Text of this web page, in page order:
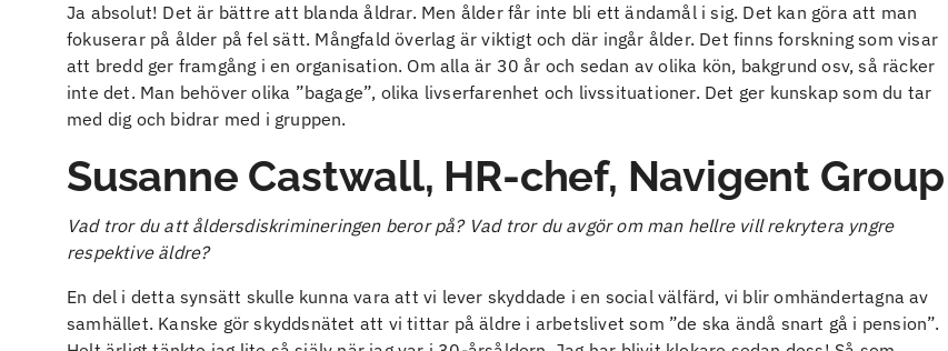
Ja absolut! Det är bättre att blanda åldrar. Men ålder får inte bli ett ändamål i sig. Det kan göra att man
fokuserar på ålder på fel sätt. Mångfald överlag är viktigt och där ingår ålder. Det finns forskning som visar
att bredd ger framgång i en organisation. Om alla är 30 år och sedan av olika kön, bakgrund osv, så räcker
inte det. Man behöver olika ”bagage”, olika livserfarenhet och livssituationer. Det ger kunskap som du tar
med dig och bidrar med i gruppen.
Susanne Castwall, HR-chef, Navigent Group
Vad tror du att åldersdiskrimineringen beror på? Vad tror du avgör om man hellre vill rekrytera yngre
respektive äldre?
En del i detta synsätt skulle kunna vara att vi lever skyddade i en social välfärd, vi blir omhändertagna av
samhället. Kanske gör skyddsnätet att vi tittar på äldre i arbetslivet som ”de ska ändå snart gå i pension”.